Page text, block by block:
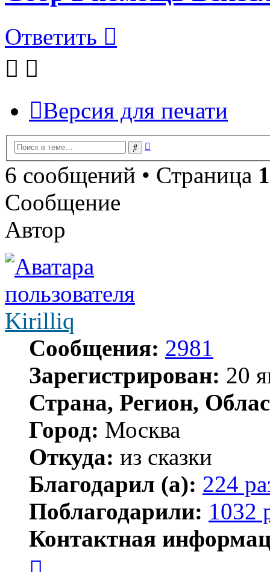
Ответить
Версия для печати
Поиск
6 сообщений • Страница 1
Сообщение
Автор
Kirilliq
Сообщения: 2981
Зарегистрирован: 20
Страна, Регион,
Город: Москва
Откуда: из сказки
Благодарил (а): 224
Поблагодарили: 1032
Контактная